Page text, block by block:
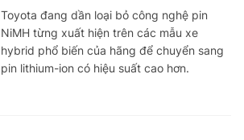
Toyota đang dần loại bỏ công nghệ pin
NiMH từng xuất hiện trên các mẫu xe
hybrid phổ biến của hãng để chuyển sang
pin lithium-ion có hiệu suất cao hơn.